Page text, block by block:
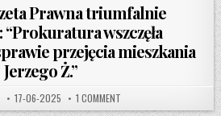
Prawna triumfalnie
“Prokuratura wszczęła
przejęcia mieszkania
Jerzego Ż.”
PUBLISHED DATE:
17-06-2025 1 COMMENT ON DZIENNIK GAZETA